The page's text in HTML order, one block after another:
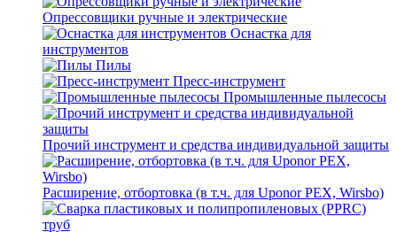
Опрессовщики ручные и электрические
Оснастка для
инструментов
Пилы
Пресс-инструмент
Промышленные пылесосы
Прочий инструмент и средства индивидуальной защиты
Расширение, отбортовка (в т.ч. для Uponor PEX, Wirsbo)